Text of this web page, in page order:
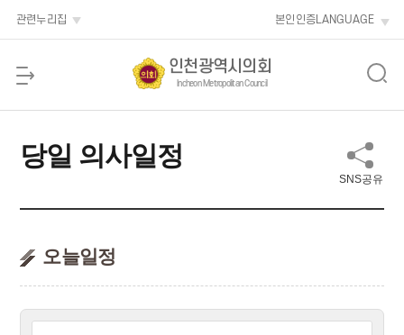
관련누리집 본인인증LANGUAGE
인천광역시의회
Incheon Metropolitan Council
당일 의사일정
SNS공유
오늘일정